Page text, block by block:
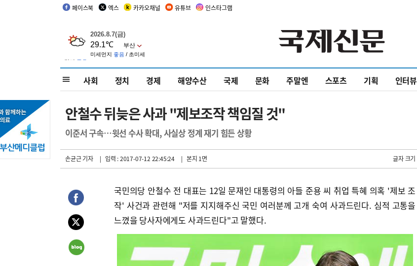
페이스북 엑스 카카오채널 유튜브 인스타그램
사회 정치 경제 해양수산 국제 문화 주말엔 스포츠 기획 인터뷰
안철수 뒤늦은 사과 "제보조작 책임질 것"
이준서 구속…윗선 수사 확대, 사실상 정계 재기 힘든 상황
손균근 기자 | 입력 : 2017-07-12 22:45:24 | 본지 1면 글자 크기
국민의당 안철수 전 대표는 12일 문재인 대통령의 아들 준용 씨 취업 특혜 의혹 '제보 조
작' 사건과 관련해 "저를 지지해주신 국민 여러분께 고개 숙여 사과드린다. 심적 고통을
느꼈을 당사자에게도 사과드린다"고 말했다.